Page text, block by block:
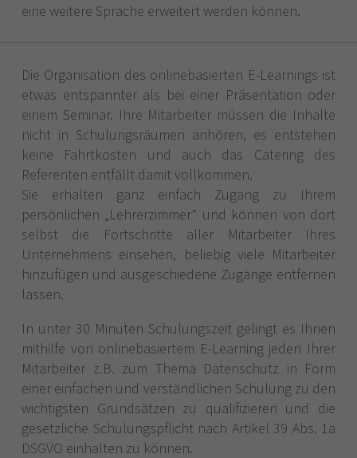
eine weitere Sprache erweitert werden können.
Die Organisation des onlinebasierten E-Learnings ist
etwas entspannter als bei einer Präsentation oder
einem Seminar. Ihre Mitarbeiter müssen die Inhalte
nicht in Schulungsräumen anhören, es entstehen
keine Fahrtkosten und auch das Catering des
Referenten entfällt damit vollkommen.
Sie erhalten ganz einfach Zugang zu Ihrem
persönlichen „Lehrerzimmer“ und können von dort
selbst die Fortschritte aller Mitarbeiter Ihres
Unternehmens einsehen, beliebig viele Mitarbeiter
hinzufügen und ausgeschiedene Zugänge entfernen
lassen.
In unter 30 Minuten Schulungszeit gelingt es Ihnen
mithilfe von onlinebasiertem E-Learning jeden Ihrer
Mitarbeiter z.B. zum Thema Datenschutz in Form
einer einfachen und verständlichen Schulung zu den
wichtigsten Grundsätzen zu qualifizieren und die
gesetzliche Schulungspflicht nach Artikel 39 Abs. 1a
DSGVO einhalten zu können.